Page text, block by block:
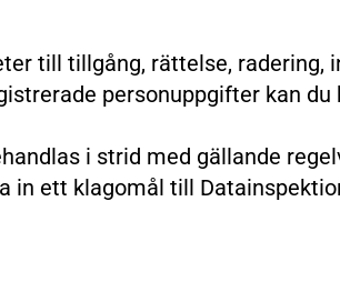
till tillgång, rättelse, radering,
personuppgifter kan du
i strid med gällande
in ett klagomål till